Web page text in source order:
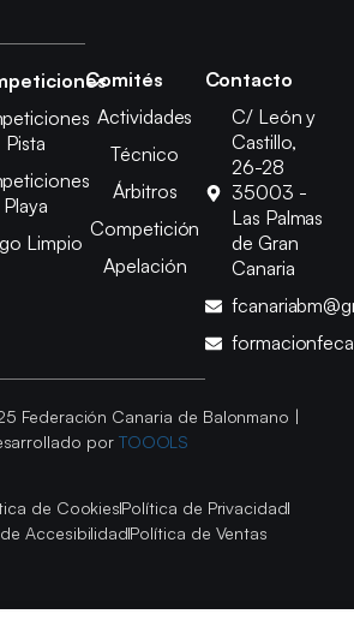
Pista
Playa
Limpio
Comités
Actividades
Técnico
Árbitros
Competición
Apelación
Contacto
C/ León y
Castillo,
26-28
35003 -
Las Palmas
de Gran
Canaria
Federación Canaria de Balonmano |
por TOOOLS
de CookiesPolítica de Privacidad
AccesibilidadPolítica de Ventas